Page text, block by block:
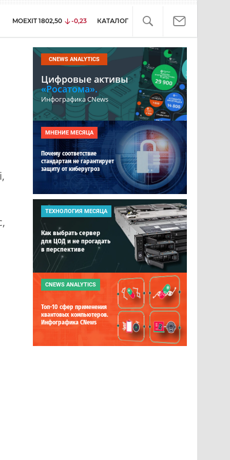
MOEXIT 1802,50 -0,23 КАТАЛОГ
CNEWS ANALYTICS
Цифровые активы
«Росатома».
Инфографика CNews
МНЕНИЕ МЕСЯЦА
Почему соответствие
стандартам не гарантирует
защиту от киберугроз
ТЕХНОЛОГИЯ МЕСЯЦА
Как выбрать сервер
для ЦОД и не прогадать
в перспективе
CNEWS ANALYTICS
Топ-10 сфер применения
квантовых компьютеров.
Инфографика CNews